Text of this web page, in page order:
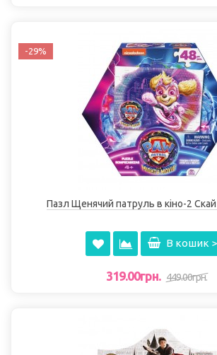
-29%
Пазл Щенячий патруль в кіно-2
В кошик
319.00грн. 449.00грн.